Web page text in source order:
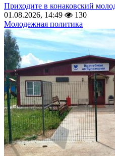
Приходите в конаковский
01.08.2026, 14:49
130
Молодежная политика